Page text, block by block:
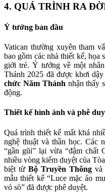
4. QUÁ TRÌNH RA
Ý tưởng ban đầu
Vatican thường xuyên tham
bao gồm các nhà thiết kế,
giới trẻ. Ý tưởng về một
Thánh 2025 đã được khơi
chức Năm Thánh nhận thấy
động.
Thiết kế hình ảnh và phê
Quá trình thiết kế mất khá
nghệ thuật và thần học. Các
“gần gũi” lại vừa “đậm chất
nhiều vòng kiểm duyệt của
biệt từ Bộ Truyền Thôngvà
mẫu thiết kế “Luce mặc áo
vỏ sò” đã được phê duyệt.